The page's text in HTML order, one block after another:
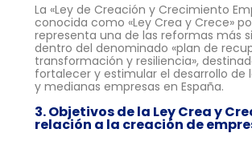
La «Ley de Creación y Crecimiento
conocida como «Ley Crea y Crece»
representa una de las reformas más
dentro del denominado «plan de
transformación y resiliencia»,
fortalecer y estimular el desarrollo de
y medianas empresas en España.
3. Objetivos de la Ley Crea y
relación a la creación de